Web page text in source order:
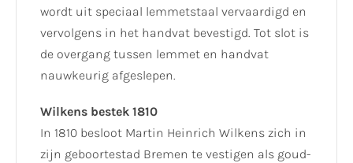
wordt uit speciaal lemmetstaal vervaardigd en
vervolgens in het handvat bevestigd. Tot slot is
de overgang tussen lemmet en handvat
nauwkeurig afgeslepen.
Wilkens bestek 1810
In 1810 besloot Martin Heinrich Wilkens zich in
zijn geboortestad Bremen te vestigen als goud-